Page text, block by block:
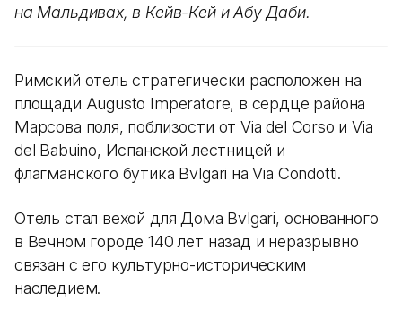
на Мальдивах, в Кейв-Кей и Абу Даби.
Римский отель стратегически расположен на
площади Augusto Imperatore, в сердце района
Марсова поля, поблизости от Via del Corso и Via
del Babuino, Испанской лестницей и
флагманского бутика Bvlgari на Via Condotti.
Отель стал вехой для Дома Bvlgari, основанного
в Вечном городе 140 лет назад и неразрывно
связан с его культурно-историческим
наследием.